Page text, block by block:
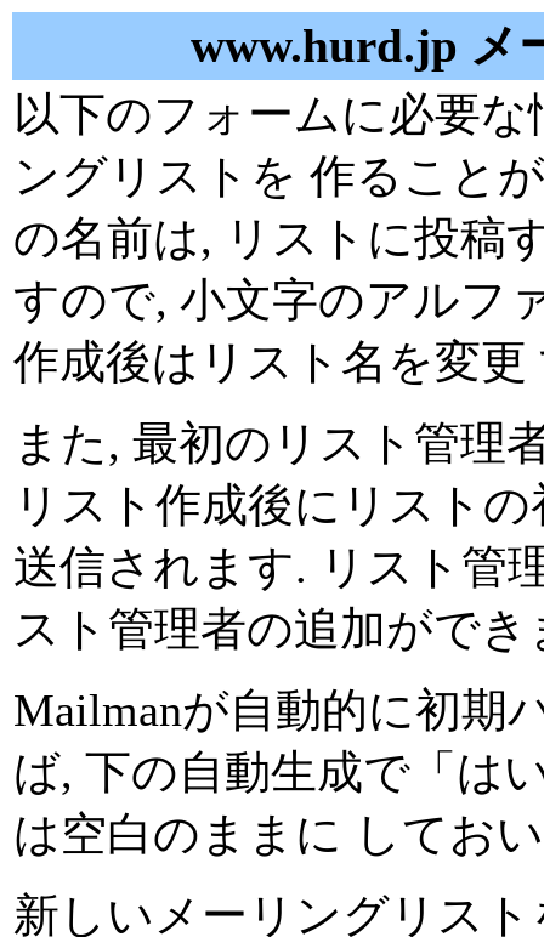
www.hurd.jp メ
以下のフォームに必要
ングリストを 作ること
の名前は, リストに投稿
すので, 小文字のアルフ
作成後はリスト名を変
また, 最初のリスト管理
リスト作成後にリスト
送信されます. リスト管
スト管理者の追加ができ
Mailmanが自動的に初期
ば, 下の自動生成で「は
は空白のままに してお
新しいメーリングリス